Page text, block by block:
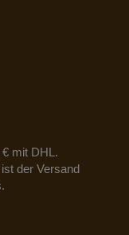
mit DHL.
der Versand